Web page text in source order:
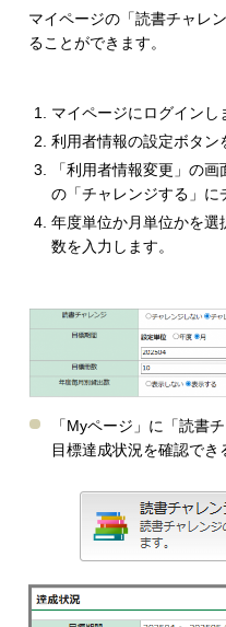
マイページの「読書チャレ
ることができます。
マイページにログインし
利用者情報の設定ボタン
「利用者情報変更」の
の「チャレンジする」に
年度単位か月単位かを
数を入力します。
「Myページ」に「読書
目標達成状況を確認でき